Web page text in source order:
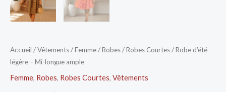
Accueil /Vêtements/Femme/Robes/Robes Courtes/ Robe d’été
légère – Mi-longue ample
Femme, Robes, Robes Courtes, Vêtements